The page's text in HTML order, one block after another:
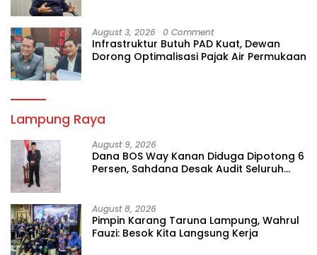
August 3, 2026 0 Comment
Infrastruktur Butuh PAD Kuat, Dewan
Dorong Optimalisasi Pajak Air Permukaan
Lampung Raya
August 9, 2026
Dana BOS Way Kanan Diduga Dipotong 6
Persen, Sahdana Desak Audit Seluruh
August 8, 2026
Pimpin Karang Taruna Lampung, Wahrul
Fauzi: Besok Kita Langsung Kerja